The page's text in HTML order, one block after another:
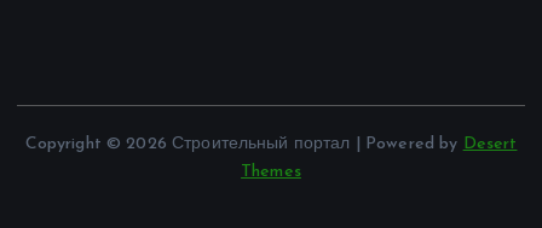
Copyright © 2026 Строительный портал | Powered by Desert
Themes